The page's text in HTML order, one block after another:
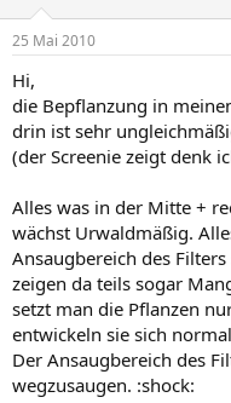
e
l
t
25 Mai 2010
Hi,
die Bepflanzung in
drin ist sehr
(der Screenie zeigt denk
Alles was in der Mitte +
wächst Urwaldmäßig.
Ansaugbereich des
zeigen da teils sogar
setzt man die Pflanzen
entwickeln sie sich
Der Ansaugbereich des
wegzusaugen. :shock: